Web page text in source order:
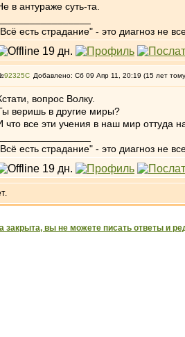
в антураже суть-та.
есть страдание" - это диагноз не
92325 Добавлено: Сб 09 Апр 11, 20:19 (15 лет
вопрос Волку.
веришь в другие миры?
что все эти учения в наш мир оттуда
есть страдание" - это диагноз не